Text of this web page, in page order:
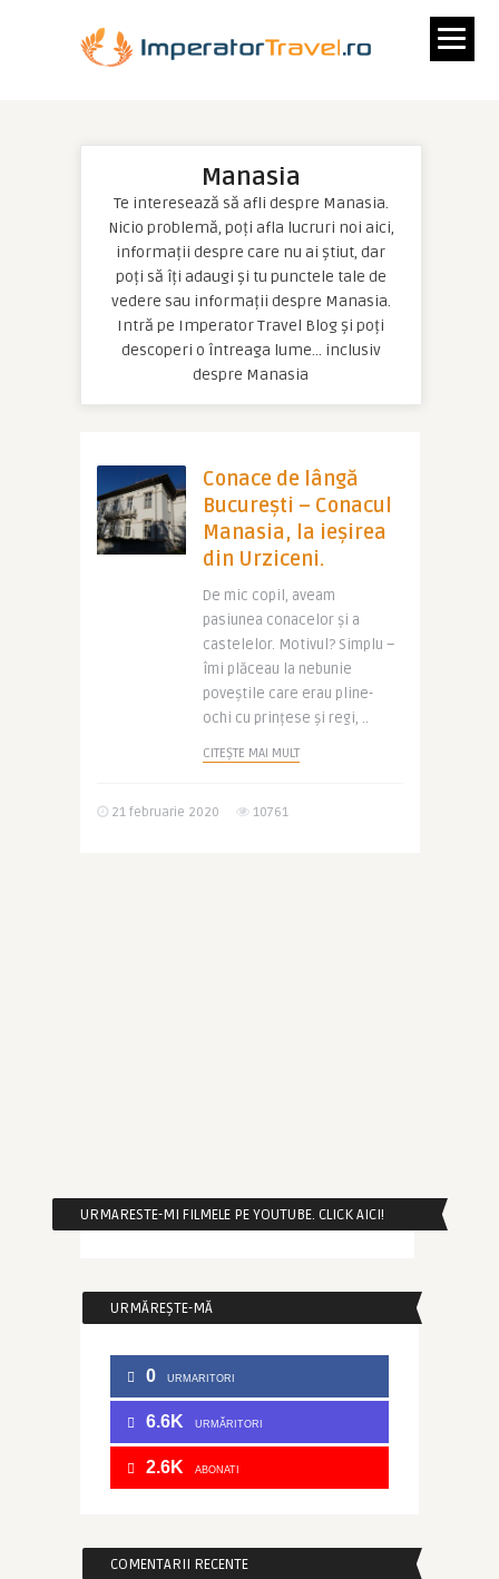
Manasia
Te interesează să afli despre Manasia.
Nicio problemă, poți afla lucruri noi aici,
informații despre care nu ai știut, dar
poți să îți adaugi și tu punctele tale de
vedere sau informații despre Manasia.
Intră pe Imperator Travel Blog și poți
descoperi o întreaga lume… inclusiv
despre Manasia
Conace de lângă
București – Conacul
Manasia, la ieșirea
din Urziceni.
De mic copil, aveam
pasiunea conacelor și a
castelelor. Motivul? Simplu –
îmi plăceau la nebunie
poveștile care erau pline-
ochi cu prințese și regi, ..
CITEȘTE MAI MULT
21 februarie 2020 10761
URMARESTE-MI FILMELE PE YOUTUBE. CLICK AICI!
URMĂREȘTE-MĂ
0 URMARITORI
6.6K URMĂRITORI
2.6K ABONATI
COMENTARII RECENTE